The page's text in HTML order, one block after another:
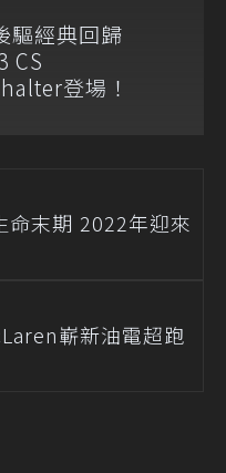
驅經典回歸
CS
登場！
末期 2022年迎來
嶄新油電超跑